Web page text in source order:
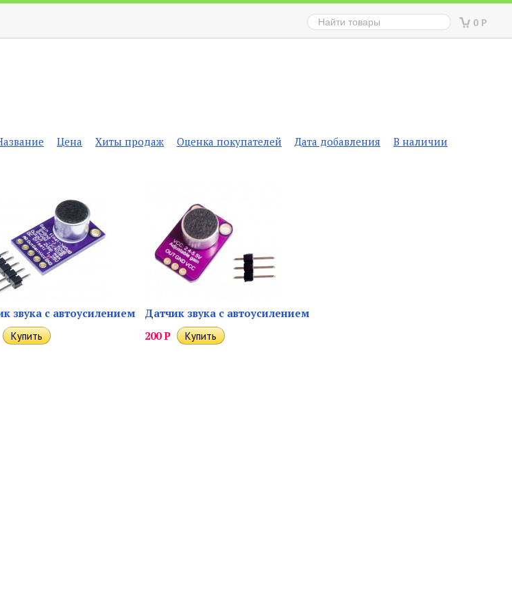
0 Р
Цена Хиты продаж Оценка покупателей Дата добавления В наличии
звука с автоусилением
Датчик звука с автоусилением
200Р